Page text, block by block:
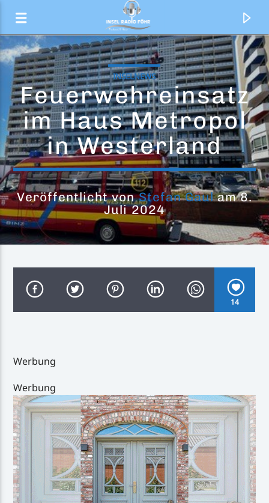
Aktueller Titel
Cats In The Cradle
Handystream
INSELNEWS
Feuerwehreinsatz
im Haus Metropol
in Westerland
Veröffentlicht vonStefan Gaulam 8.
Juli 2024
14
Werbung
Werbung